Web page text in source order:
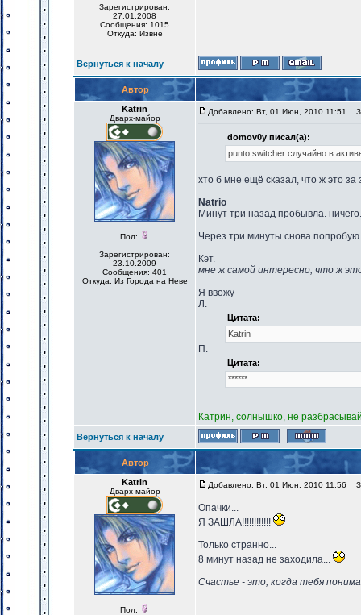
Зарегистрирован:
27.01.2008
Сообщения: 1015
Откуда: Извне
Вернуться к началу
Автор
Katrin
Дварх-майор
Пол:
Зарегистрирован:
23.10.2009
Сообщения: 401
Откуда: Из Города на Неве
Добавлено: Вт, 01 Июн, 2010 11:51
domov0y писал(а):
punto switcher случайно в
хто б мне ещё сказал, что ж это
Natrio
Минут три назад пробывла. ничего.
Через три минуты снова попробую.
Кэт.
мне ж самой интересно, что ж
Я ввожу
Л.
Цитата:
Kаtrin
П.
Цитата:
******
Катрин, солнышко, не
Вернуться к началу
Автор
Katrin
Дварх-майор
Пол:
Добавлено: Вт, 01 Июн, 2010 11:56
Опачки...
Я ЗАШЛА!!!!!!!!!!!!
Только странно...
8 минут назад не заходила...
Счастье - это, когда тебя